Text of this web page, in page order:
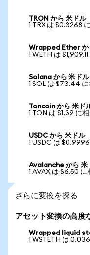
TRON から 米ドル
1 TRX は $0.3268
Wrapped Ether か
1 WETH は
Solana から 米ドル
1 SOL は $73.44 に
Toncoin から 米ド
1 TON は $1.39 に相
USDC から 米ドル
1 USDC は $0.9996
Avalanche から 米
1 AVAX は $6.50 に
さらに変換を探る
アセット変換の高度
Wrapped liquid
1 WSTETH は